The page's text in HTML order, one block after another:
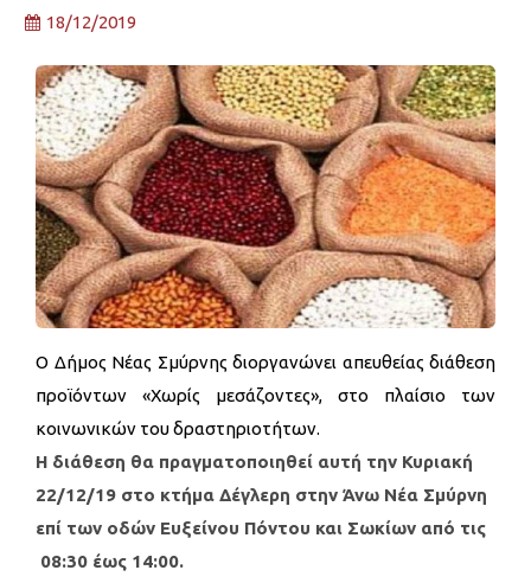
18/12/2019
Ο Δήμος Νέας Σμύρνης διοργανώνει απευθείας διάθεση
προϊόντων «Χωρίς μεσάζοντες», στο πλαίσιο των
κοινωνικών του δραστηριοτήτων.
Η διάθεση θα πραγματοποιηθεί αυτή την Κυριακή
22/12/19 στο κτήμα Δέγλερη στην Άνω Νέα Σμύρνη
επί των οδών Ευξείνου Πόντου και Σωκίων από τις
08:30 έως 14:00.